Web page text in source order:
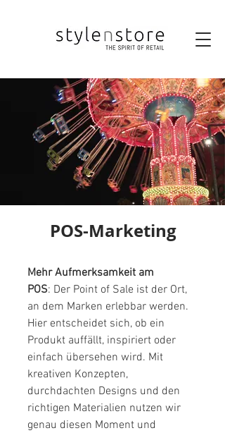
POS-Marketing
Mehr Aufmerksamkeit am
POS: Der Point of Sale ist der Ort,
an dem Marken erlebbar werden.
Hier entscheidet sich, ob ein
Produkt auffällt, inspiriert oder
einfach übersehen wird. Mit
kreativen Konzepten,
durchdachten Designs und den
richtigen Materialien nutzen wir
genau diesen Moment und